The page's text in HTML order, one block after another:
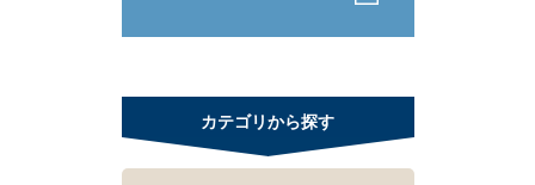
カテゴリから探す